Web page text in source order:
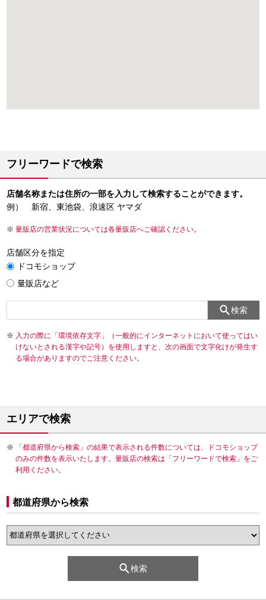
フリーワードで検索
店舗名称または住所の一部を入力して検索することができます。
例） 新宿、東池袋、浪速区 ヤマダ
量販店の営業状況については各量販店へご確認ください。
店舗区分を指定
ドコモショップ
量販店など
検索
入力の際に「環境依存文字」（一般的にインターネットにおいて使ってはい
けないとされる漢字や記号）を使用しますと、次の画面で文字化けが発生す
る場合がありますのでご注意ください。
エリアで検索
「都道府県から検索」の結果で表示される件数については、ドコモショップ
のみの件数を表示いたします。量販店の検索は「フリーワードで検索」をご
利用ください。
都道府県から検索
検索